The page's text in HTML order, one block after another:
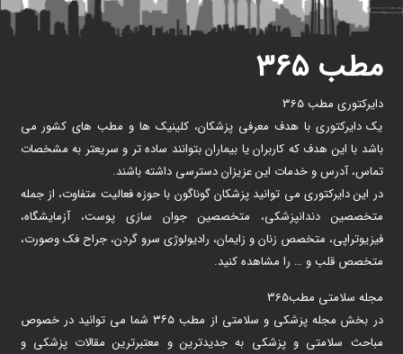
مطب ۳۶۵
دایرکتوری مطب 365
یک دایرکتوری با هدف معرفی پزشکان، کلینیک ها و مطب های کشور می
باشد با این هدف که کاربران یا بیماران بتوانند ساده تر و سریعتر به مشخصات
تماس، آدرس و خدمات این عزیزان دسترسی داشته باشند.
در این دایرکتوری می توانید پزشکان گوناگون با حوزه فعالیت متفاوت، از جمله
متخصصین دندانپزشکی، متخصصین جوان سازی پوست، آزمایشگاه،
فیزیوتراپی، متخصص زنان و زایمان، رادیولوژی سرو گردن، جراح فک وصورت،
متخصص قلب و … را مشاهده کنید.
مجله سلامتی مطب365
در بخش مجله پزشکی و سلامتی از مطب ۳۶۵ شما می توانید در خصوص
مباحث سلامتی و پزشکی به جدیدترین و معتبرترین مقالات پزشکی و